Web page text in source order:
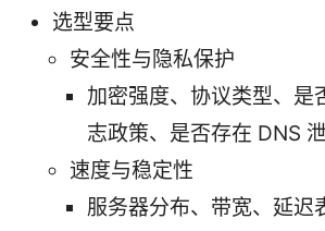
选型要点
安全性与隐私保护
加密强度、协议类型、是
志政策、是否存在 DNS 泄
速度与稳定性
服务器分布、带宽、延迟